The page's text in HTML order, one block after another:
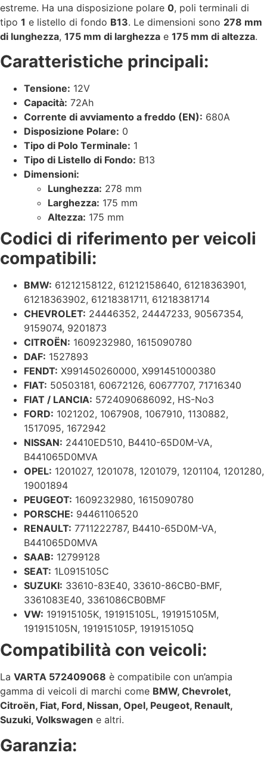
estreme. Ha una disposizione polare 0, poli terminali di
tipo 1 e listello di fondo B13. Le dimensioni sono 278 mm
di lunghezza, 175 mm di larghezza e 175 mm di altezza.
Caratteristiche principali:
Tensione: 12V
Capacità: 72Ah
Corrente di avviamento a freddo (EN): 680A
Disposizione Polare: 0
Tipo di Polo Terminale: 1
Tipo di Listello di Fondo: B13
Dimensioni:
Lunghezza: 278 mm
Larghezza: 175 mm
Altezza: 175 mm
Codici di riferimento per veicoli
compatibili:
BMW: 61212158122, 61212158640, 61218363901,
61218363902, 61218381711, 61218381714
CHEVROLET: 24446352, 24447233, 90567354,
9159074, 9201873
CITROËN: 1609232980, 1615090780
DAF: 1527893
FENDT: X991450260000, X991451000380
FIAT: 50503181, 60672126, 60677707, 71716340
FIAT / LANCIA: 5724090686092, HS-No3
FORD: 1021202, 1067908, 1067910, 1130882,
1517095, 1672942
NISSAN: 24410ED510, B4410-65D0M-VA,
B441065D0MVA
OPEL: 1201027, 1201078, 1201079, 1201104, 1201280,
19001894
PEUGEOT: 1609232980, 1615090780
PORSCHE: 94461106520
RENAULT: 7711222787, B4410-65D0M-VA,
B441065D0MVA
SAAB: 12799128
SEAT: 1L0915105C
SUZUKI: 33610-83E40, 33610-86CB0-BMF,
3361083E40, 3361086CB0BMF
VW: 191915105K, 191915105L, 191915105M,
191915105N, 191915105P, 191915105Q
Compatibilità con veicoli:
La VARTA 572409068 è compatibile con un’ampia
gamma di veicoli di marchi come BMW, Chevrolet,
Citroën, Fiat, Ford, Nissan, Opel, Peugeot, Renault,
Suzuki, Volkswagen e altri.
Garanzia: